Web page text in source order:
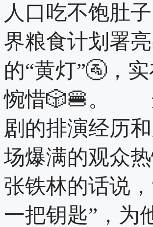
人口吃不饱肚
界粮食计划署
的“黄灯”🚰，
惋惜🎲🍔。
剧的排演经历
场爆满的观众
张铁林的话说
一把钥匙”，为